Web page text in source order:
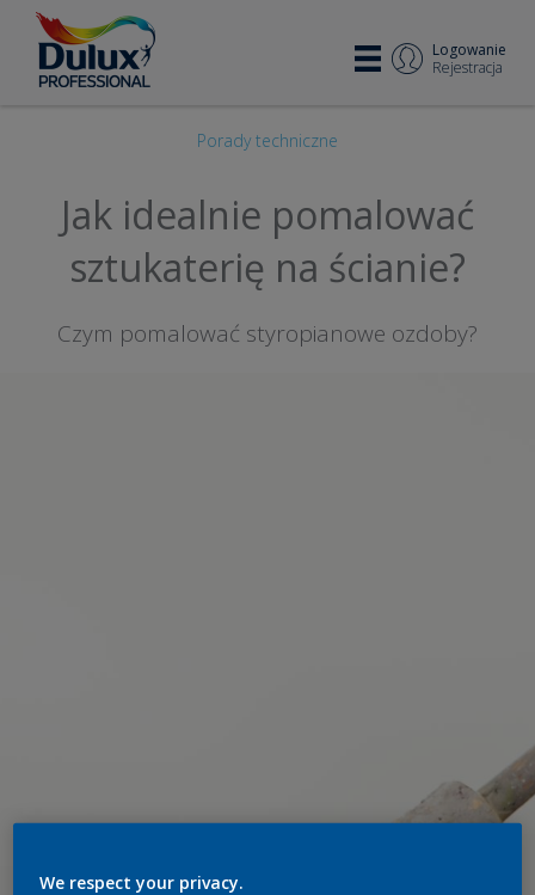
Logowanie
Rejestracja
Porady techniczne
Jak idealnie pomalować
sztukaterię na ścianie?
Czym pomalować styropianowe ozdoby?
We respect your privacy.